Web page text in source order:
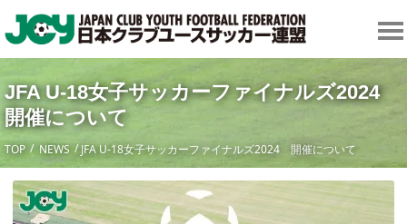
JFA U-18女子サッカーファイナルズ2024
開催について
TOP NEWS JFA U-18女子サッカーファイナルズ2024 開催について